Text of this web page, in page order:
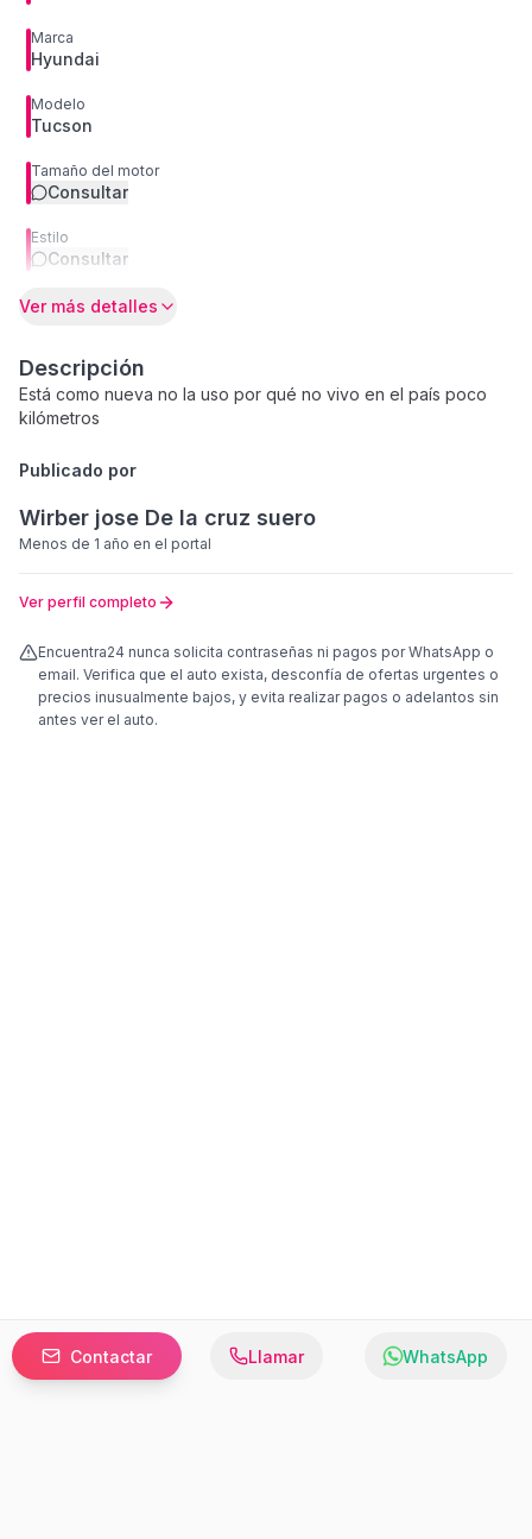
Marca
Hyundai
Modelo
Tucson
Tamaño del motor
Consultar
Estilo
Consultar
Ver más detalles
Descripción
Está como nueva no la uso por qué no vivo en el país poco
kilómetros
Publicado por
Wirber jose De la cruz suero
Menos de 1 año en el portal
Ver perfil completo
Encuentra24 nunca solicita contraseñas ni pagos por WhatsApp o
email. Verifica que el auto exista, desconfía de ofertas urgentes o
precios inusualmente bajos, y evita realizar pagos o adelantos sin
antes ver el auto.
Contactar Llamar WhatsApp